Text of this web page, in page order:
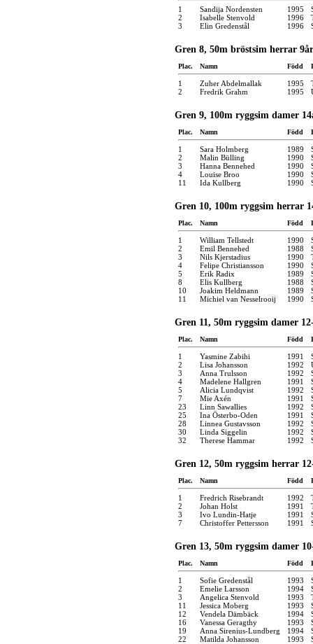
1 Sandija Nordensten 1995
2
Isabelle Stenvold 1996
3
Elin Gredenstål 1996
Gren 8, 50m bröstsim herrar
Plac. Namn Född
1 Zuher Abdelmallak 1995
2
Fredrik Grahm 1995
Gren 9, 100m ryggsim damer
Plac. Namn Född
1 Sara Holmberg 1989
2
Malin Bülling 1990
3
Hanna Bennehed 1990
4
Louise Broo 1990
11
Ida Kullberg 1990
Gren 10, 100m ryggsim herrar
Plac. Namn Född
1 William Tellstedt 1990
2
Emil Bennehed 1988
3
Nils Kjerstadius 1990
4
Felipe Christiansson 1990
5
Erik Radix 1989
8
Elis Kullberg 1988
10
Joakim Heldmann 1989
11
Michiel van Nesselrooij 1990
Gren 11, 50m ryggsim damer
Plac. Namn Född
1 Yasmine Zabihi 1991
2
Lisa Johansson 1992
3
Anna Trulsson 1992
4
Madelene Hallgren 1991
5
Alicia Lundqvist 1992
7
Mie Axén 1991
23
Linn Sawallies 1992
25
Ina Österbo-Oden 1991
28
Linnea Gustavsson 1992
30
Linda Siggelin 1992
32
Therese Hammar 1992
Gren 12, 50m ryggsim herrar
Plac. Namn Född
1 Fredrich Risebrandt 1992
2
Johan Holst 1991
3
Ivo Lundin-Hatje 1991
7
Christoffer Pettersson 1991
Gren 13, 50m ryggsim damer
Plac. Namn Född
1 Sofie Gredenstål 1993
2
Emelie Larsson 1994
3
Angelica Stenvold 1993
11
Jessica Moberg 1993
12
Vendela Dämbäck 1994
16
Vanessa Geragthy 1993
19
Anna Sirenius-Lundberg 1994
22
Matilda Johansson 1993